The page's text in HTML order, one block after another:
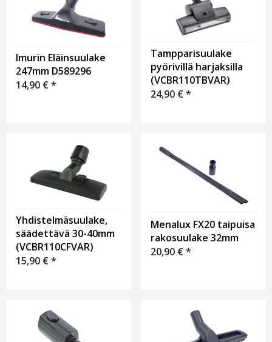
Imurin Eläinsuulake
247mm D589296
14,90 €*
Tampparisuulake
pyörivillä harjaksilla
(VCBR110TBVAR)
24,90 €*
Yhdistelmäsuulake,
säädettävä 30-40mm
(VCBR110CFVAR)
15,90 €*
Menalux FX20 taipuisa
rakosuulake 32mm
20,90 €*